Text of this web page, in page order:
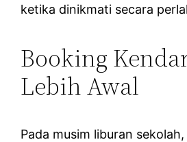
ketika dinikmati secara
Booking
Lebih Awal
Pada musim liburan